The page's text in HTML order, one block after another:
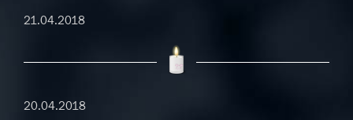
21.04.2018
20.04.2018